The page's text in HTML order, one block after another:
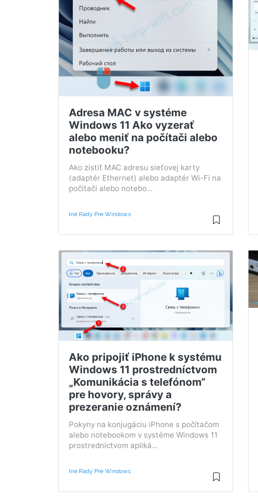
Adresa MAC v systéme
Windows 11 Ako vyzerať
alebo meniť na počítači alebo
notebooku?
Ako zistiť MAC adresu sieťovej karty
(adaptér Ethernet) alebo adaptér Wi-Fi na
počítači alebo notebo...
Iné Rady Pre Windows
Ako pripojiť iPhone k systému
Windows 11 prostredníctvom
„Komunikácia s telefónom“
pre hovory, správy a
prezeranie oznámení?
Pokyny na konjugáciu iPhone s počítačom
alebo notebookom v systéme Windows 11
prostredníctvom apliká...
Iné Rady Pre Windows